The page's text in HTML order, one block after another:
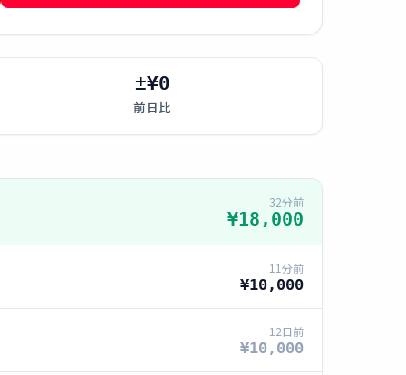
±¥0
前日比
32分前
¥18,000
11分前
¥10,000
12日前
¥10,000